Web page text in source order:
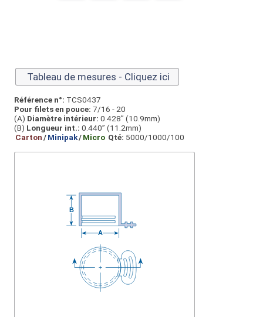
Tableau de mesures - Cliquez ici
Référence n°: TCS0437
Pour filets en pouce: 7/16 - 20
(A) Diamètre intérieur: 0.428” (10.9mm)
(B) Longueur int.: 0.440” (11.2mm)
Carton/Minipak/Micro Qté: 5000/1000/100